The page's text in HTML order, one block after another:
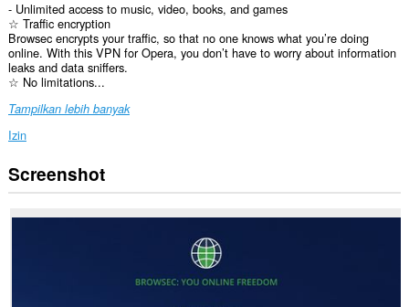
- Unlimited access to music, video, books, and games
☆ Traffic encryption
Browsec encrypts your traffic, so that no one knows what you’re doing
online. With this VPN for Opera, you don’t have to worry about information
leaks and data sniffers.
☆ No limitations...
Tampilkan lebih banyak
Izin
Ekstensi
ini
mengakses
Screenshot